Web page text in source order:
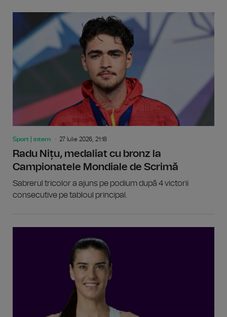
Sport | intern 27 Iulie 2026, 21:18
Radu Nițu, medaliat cu bronz la
Campionatele Mondiale de Scrimă
Sabrerul tricolor a ajuns pe podium după 4 victorii
consecutive pe tabloul principal.